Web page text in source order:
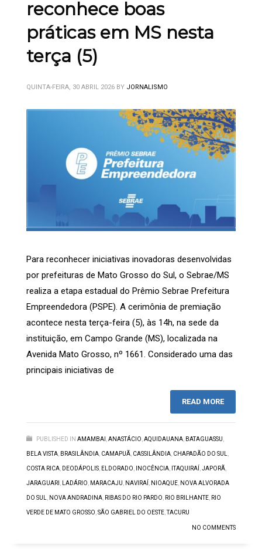
reconhece boas
práticas em MS nesta
terça (5)
QUINTA-FEIRA, 30 ABRIL 2026 BY JORNALISMO
Para reconhecer iniciativas inovadoras desenvolvidas
por prefeituras de Mato Grosso do Sul, o Sebrae/MS
realiza a etapa estadual do Prêmio Sebrae Prefeitura
Empreendedora (PSPE). A cerimônia de premiação
acontece nesta terça-feira (5), às 14h, na sede da
instituição, em Campo Grande (MS), localizada na
Avenida Mato Grosso, nº 1661. Considerado uma das
principais iniciativas de
READ MORE
PUBLISHED IN AMAMBAI ANASTÁCIO AQUIDAUANA BATAGUASSU
BELA VISTA BRASILÂNDIA CAMAPUÃ CASSILÂNDIA CHAPADÃO DO SUL
COSTA RICA DEODÁPOLIS ELDORADO INOCÊNCIA ITAQUIRAÍ JAPORÃ
JARAGUARI LADÁRIO MARACAJU NAVIRAÍ NIOAQUE NOVA ALVORADA
DO SUL NOVA ANDRADINA RIBAS DO RIO PARDO RIO BRILHANTE RIO
VERDE DE MATO GROSSO SÃO GABRIEL DO OESTE ,TACURU
NO COMMENTS